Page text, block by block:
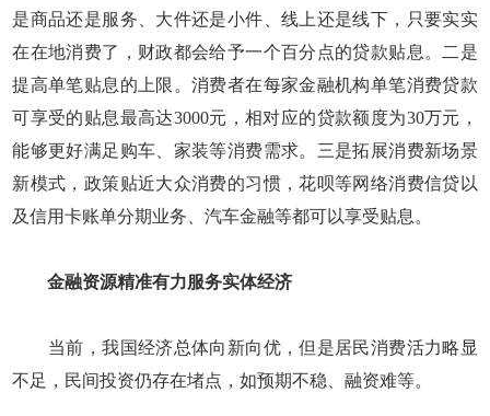
是商品还是服务、大件还是小件、线上还是线下，只要实实
在在地消费了，财政都会给予一个百分点的贷款贴息。二是
提高单笔贴息的上限。消费者在每家金融机构单笔消费贷款
可享受的贴息最高达3000元，相对应的贷款额度为30万元，
能够更好满足购车、家装等消费需求。三是拓展消费新场景
新模式，政策贴近大众消费的习惯，花呗等网络消费信贷以
及信用卡账单分期业务、汽车金融等都可以享受贴息。
金融资源精准有力服务实体经济
当前，我国经济总体向新向优，但是居民消费活力略显
不足，民间投资仍存在堵点，如预期不稳、融资难等。